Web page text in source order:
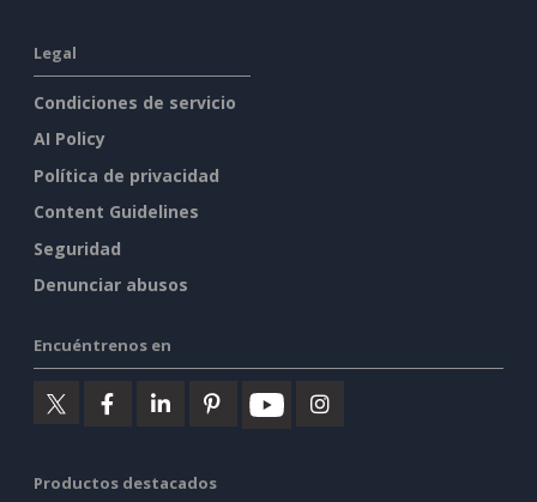
Legal
Condiciones de servicio
AI Policy
Política de privacidad
Content Guidelines
Seguridad
Denunciar abusos
Encuéntrenos en
Productos destacados